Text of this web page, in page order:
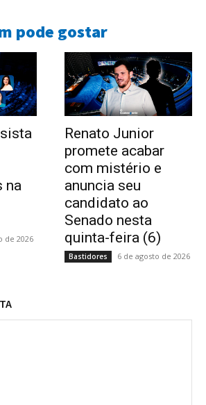
pode gostar
na
de 2026
Renato Junior
promete acabar
com mistério e
anuncia seu
candidato ao
Senado nesta
quinta-feira (6)
Bastidores 6 de agosto de 2026